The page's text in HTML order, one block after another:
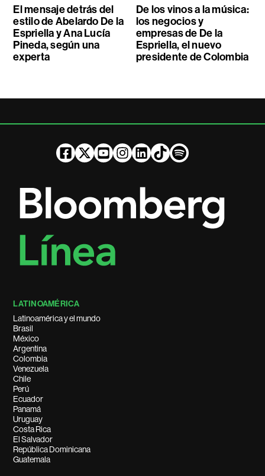
El mensaje detrás del
estilo de Abelardo De la
Espriella y Ana Lucía
Pineda, según una
experta
De los vinos a la música:
los negocios y
empresas de De la
Espriella, el nuevo
presidente de Colombia
LATINOAMÉRICA
Latinoamérica y el mundo
Brasil
México
Argentina
Colombia
Venezuela
Chile
Perú
Ecuador
Panamá
Uruguay
Costa Rica
El Salvador
República Dominicana
Guatemala